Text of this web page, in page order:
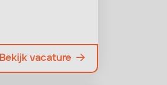
Bekijk vacature